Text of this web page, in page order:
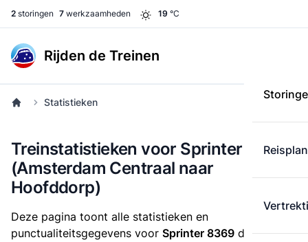
2 storingen 7 werkzaamheden 19 °C
Rijden de Treinen
Statistieken
Treinstatistieken voor Sprinter 8369
(Amsterdam Centraal naar
Hoofddorp)
Deze pagina toont alle statistieken en
punctualiteitsgegevens voor Sprinter 8369 dievan